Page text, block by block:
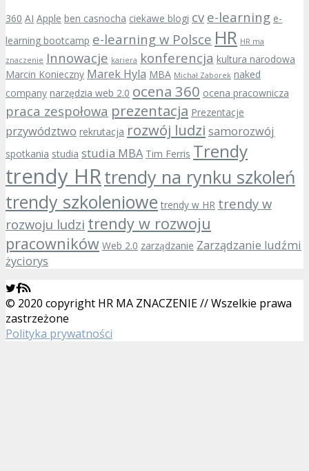
360 AI Apple ben casnocha ciekawe blogi cv e-learning e-
learning bootcamp e-learning w Polsce HR HR ma
znaczenie Innowacje kariera konferencja kultura narodowa
Marcin Konieczny Marek Hyla MBA Michał Zaborek naked
company narzędzia web 2.0 ocena 360 ocena pracownicza
praca zespołowa prezentacja Prezentacje
przywództwo rekrutacja rozwój ludzi samorozwój
spotkania studia studia MBA Tim Ferris Trendy
trendy HRtrendy na rynku szkoleń
trendy szkoleniowe trendy w HR trendy w
rozwoju ludzi trendy w rozwoju
pracowników Web 2.0 zarządzanie Zarządzanie ludźmi
życiorys
© 2020 copyright HR MA ZNACZENIE // Wszelkie prawa
zastrzeżone
Polityka prywatności